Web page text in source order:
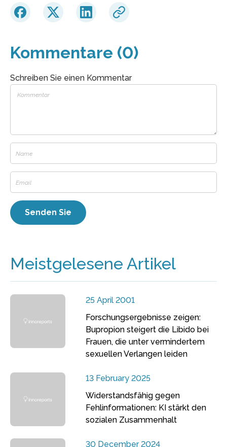
Kommentare (0)
Schreiben Sie einen Kommentar
Meistgelesene Artikel
25 April 2001
Forschungsergebnisse zeigen:
Bupropion steigert die Libido bei
Frauen, die unter vermindertem
sexuellen Verlangen leiden
13 February 2025
Widerstandsfähig gegen
Fehlinformationen: KI stärkt den
sozialen Zusammenhalt
30 December 2024